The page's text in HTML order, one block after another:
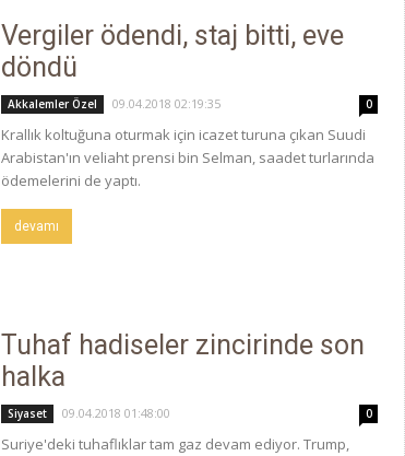
Vergiler ödendi, staj bitti, eve
döndü
Akkalemler Özel 09.04.2018 02:19:35 0
Krallık koltuğuna oturmak için icazet turuna çıkan Suudi
Arabistan'ın veliaht prensi bin Selman, saadet turlarında
ödemelerini de yaptı.
devamı
Tuhaf hadiseler zincirinde son
halka
Siyaset 09.04.2018 01:48:00 0
Suriye'deki tuhaflıklar tam gaz devam ediyor. Trump,